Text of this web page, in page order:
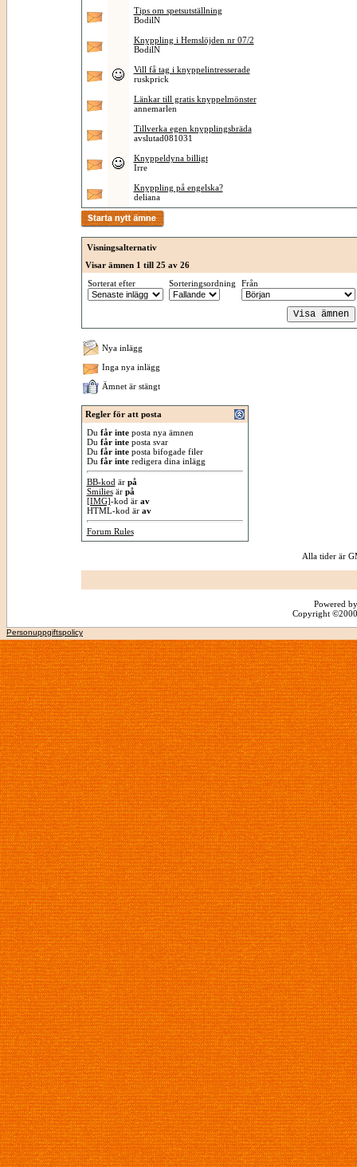
Tips om spetsutställning
BodilN
Knyppling i Hemslöjden nr 07/2
BodilN
Vill få tag i knyppelintresserade
ruskprick
Länkar till gratis knyppelmönster
annemarlen
Tillverka egen knypplingsbräda
avslutad081031
Knyppeldyna billigt
Irre
Knyppling på engelska?
deliana
Visningsalternativ
Visar ämnen 1 till 25 av 26
Sorterat efter
Sorteringsordning Från
Nya inlägg
Inga nya inlägg
Ämnet är stängt
Regler för att posta
Du får inteposta nya ämnen
Du får inteposta svar
Du får inteposta bifogade filer
Du får interedigera dina inlägg
BB-kod är på
Smiliesär på
[IMG]-kod är av
HTML-kod är av
Forum Rules
Alla tider är
Powered
Copyright
Personuppgiftspolicy